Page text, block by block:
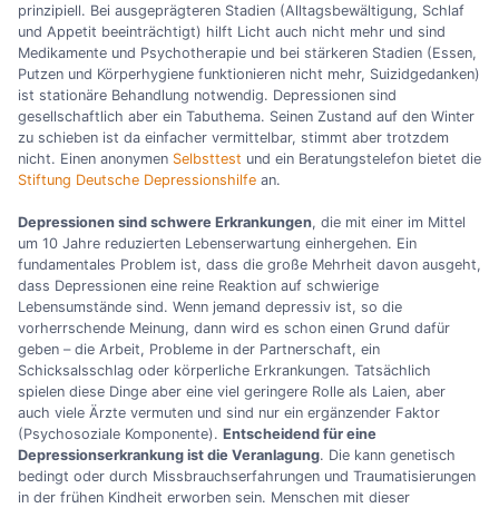
prinzipiell. Bei ausgeprägteren Stadien (Alltagsbewältigung, Schlaf
und Appetit beeinträchtigt) hilft Licht auch nicht mehr und sind
Medikamente und Psychotherapie und bei stärkeren Stadien (Essen,
Putzen und Körperhygiene funktionieren nicht mehr, Suizidgedanken)
ist stationäre Behandlung notwendig. Depressionen sind
gesellschaftlich aber ein Tabuthema. Seinen Zustand auf den Winter
zu schieben ist da einfacher vermittelbar, stimmt aber trotzdem
nicht. Einen anonymen Selbsttest und ein Beratungstelefon bietet die
Stiftung Deutsche Depressionshilfe an.
Depressionen sind schwere Erkrankungen, die mit einer im Mittel
um 10 Jahre reduzierten Lebenserwartung einhergehen. Ein
fundamentales Problem ist, dass die große Mehrheit davon ausgeht,
dass Depressionen eine reine Reaktion auf schwierige
Lebensumstände sind. Wenn jemand depressiv ist, so die
vorherrschende Meinung, dann wird es schon einen Grund dafür
geben – die Arbeit, Probleme in der Partnerschaft, ein
Schicksalsschlag oder körperliche Erkrankungen. Tatsächlich
spielen diese Dinge aber eine viel geringere Rolle als Laien, aber
auch viele Ärzte vermuten und sind nur ein ergänzender Faktor
(Psychosoziale Komponente). Entscheidend für eine
Depressionserkrankung ist die Veranlagung. Die kann genetisch
bedingt oder durch Missbrauchserfahrungen und Traumatisierungen
in der frühen Kindheit erworben sein. Menschen mit dieser